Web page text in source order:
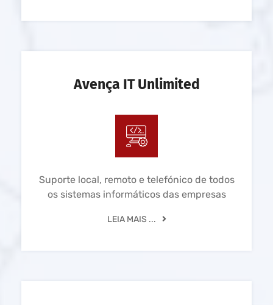
Avença IT Unlimited
Suporte local, remoto e telefónico de todos
os sistemas informáticos das empresas
LEIA MAIS ...